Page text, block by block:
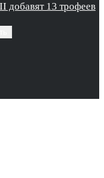
добавят 13 трофеев